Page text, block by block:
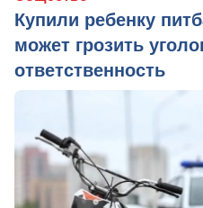
Купили ребенку
может грозить
ответственность